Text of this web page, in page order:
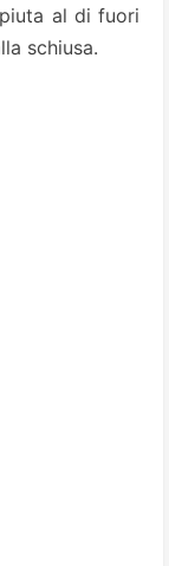
al di fuori
schiusa.